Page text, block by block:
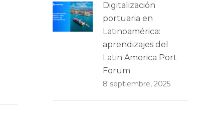
Digitalización
portuaria en
Latinoamérica:
aprendizajes del
Latin America Port
Forum
8 septiembre, 2025